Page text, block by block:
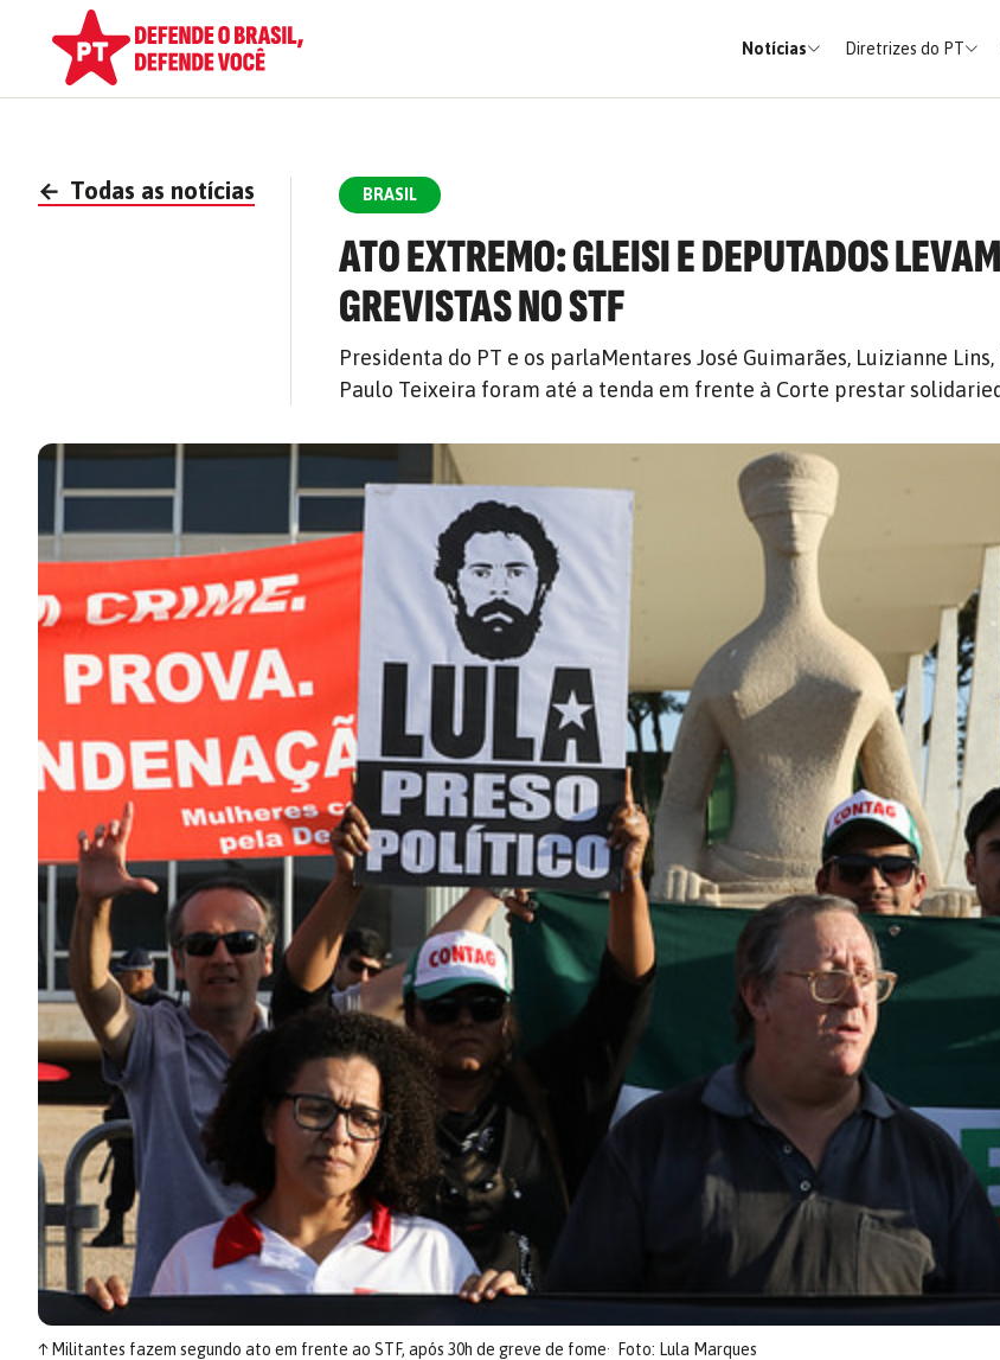
Notícias Diretrizes do PT
← Todas as notícias BRASIL
ATO EXTREMO: GLEISI E DEPUTADOS
GREVISTAS NO STF
Presidenta do PT e os parlaMentares José Guimarães, Luizianne
Paulo Teixeira foram até a tenda em frente à Corte prestar
↑Militantes fazem segundo ato em frente ao STF, após 30h de greve de fome Foto: Lula Marques